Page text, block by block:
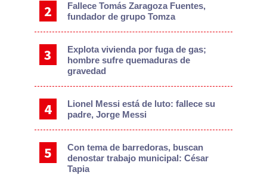
Fallece Tomás Zaragoza Fuentes,
fundador de grupo Tomza
Explota vivienda por fuga de gas;
hombre sufre quemaduras de
gravedad
Lionel Messi está de luto: fallece su
padre, Jorge Messi
Con tema de barredoras, buscan
denostar trabajo municipal: César
Tapia